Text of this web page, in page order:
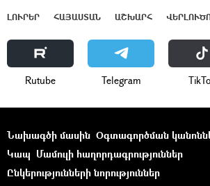
ԼՈՒՐԵՐ ՀԱՅԱՍՏԱՆ ԱՇԽԱՐՀ
Rutube Telegram
Նախագծի մասին Օգտագործման
Կապ Մամուլի հաղորդագրություններ
Ընկերությունների նորություններ